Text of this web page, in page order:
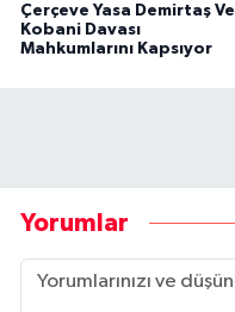
Çerçeve Yasa Demirtaş Ve
Kobani Davası
Mahkumlarını Kapsıyor
Yorumlar